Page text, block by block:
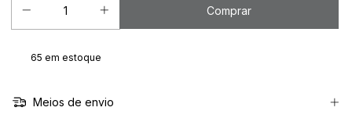
65 em estoque
Meios de envio